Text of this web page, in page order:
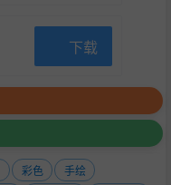
下载
彩色
手绘